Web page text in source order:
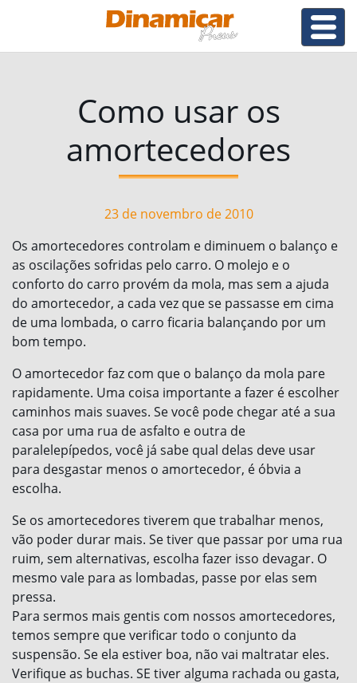
Como usar os
amortecedores
23 de novembro de 2010
Os amortecedores controlam e diminuem o balanço e
as oscilações sofridas pelo carro. O molejo e o
conforto do carro provém da mola, mas sem a ajuda
do amortecedor, a cada vez que se passasse em cima
de uma lombada, o carro ficaria balançando por um
bom tempo.
O amortecedor faz com que o balanço da mola pare
rapidamente. Uma coisa importante a fazer é escolher
caminhos mais suaves. Se você pode chegar até a sua
casa por uma rua de asfalto e outra de
paralelepípedos, você já sabe qual delas deve usar
para desgastar menos o amortecedor, é óbvia a
escolha.
Se os amortecedores tiverem que trabalhar menos,
vão poder durar mais. Se tiver que passar por uma rua
ruim, sem alternativas, escolha fazer isso devagar. O
mesmo vale para as lombadas, passe por elas sem
pressa.
Para sermos mais gentis com nossos amortecedores,
temos sempre que verificar todo o conjunto da
suspensão. Se ela estiver boa, não vai maltratar eles.
Verifique as buchas. SE tiver alguma rachada ou gasta,